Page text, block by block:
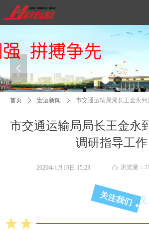
넳
市交通运输局局长王金永
调研指导工作
首页 ꄲ 宏运新闻 ꄲ 市交通运输局局长王金永
关注我们
2026年1月19日 15:23 ꄘ 浏览量：